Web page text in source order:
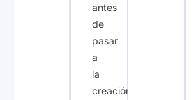
la
claridad
antes
de
pasar
a